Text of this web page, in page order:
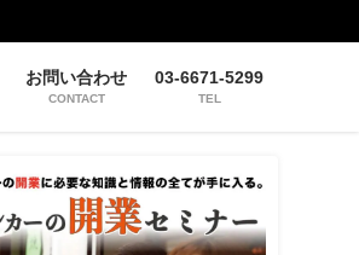
お問い合わせ
CONTACT
03-6671-5299
TEL